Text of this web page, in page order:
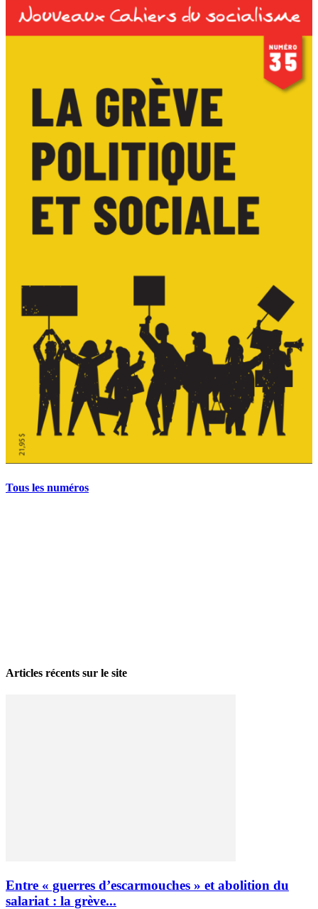
Tous les numéros
Articles récents sur le site
Entre « guerres d’escarmouches » et abolition du
salariat : la grève...